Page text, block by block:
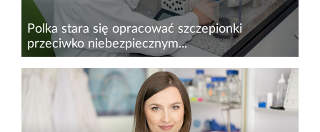
Polka stara się opracować szczepionki
przeciwko niebezpiecznym...
Epidemie i pandemie wirusów towarzyszą
ludzkości od jej powstania, gdyż wirusy
nieustannie ewoluują. Poza aktualnym
rozprzestrzenianiem się niebezpiecznego